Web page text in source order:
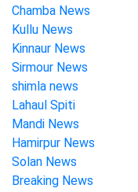
Chamba News
Kullu News
Kinnaur News
Sirmour News
shimla news
Lahaul Spiti
Mandi News
Hamirpur News
Solan News
Breaking News